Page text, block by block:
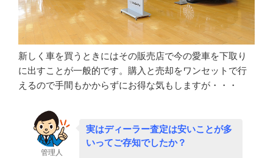
新しく車を買うときにはその販売店で今の愛車を下取り
に出すことが一般的です。購入と売却をワンセットで行
えるので手間もかからずにお得な気もしますが・・・
管理人
実はディーラー査定は安いことが多
いってご存知でしたか？